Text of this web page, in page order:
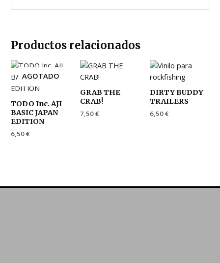
Productos relacionados
AGOTADO
TODO Inc. AJI
BASIC JAPAN
EDITION
6,50€
GRAB THE
CRAB!
7,50€
DIRTY BUDDY
TRAILERS
6,50€